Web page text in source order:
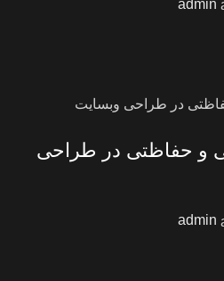
admin
و حفاظتی در طراحی
admin